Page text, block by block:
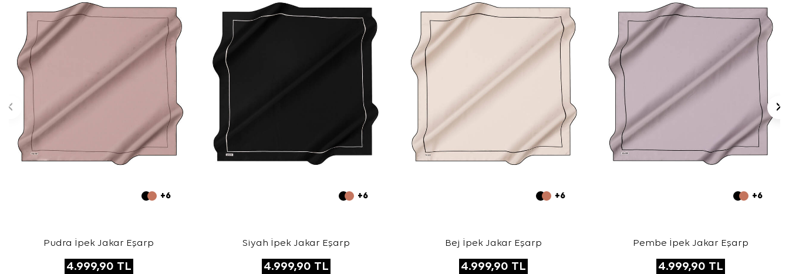
+6
Pudra İpek Jakar Eşarp
4.999,90 TL
+6
Siyah İpek Jakar Eşarp
4.999,90 TL
+6
Bej İpek Jakar Eşarp
4.999,90 TL
+6
Pembe İpek Jakar Eşarp
4.999,90 TL